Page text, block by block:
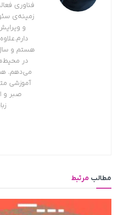
فناوری
زمینه‌ی
و
هستم و
در
می‌دهم.
آموزشی
صبر و
مطالب مرتبط